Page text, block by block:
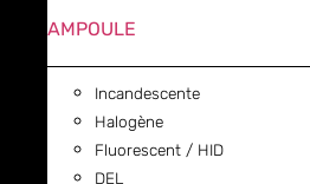
AMPOULE
Incandescente
Halogène
Fluorescent / HID
DEL